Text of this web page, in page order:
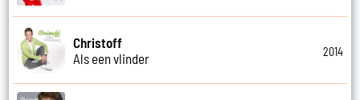
Christoff
Als een vlinder
2014